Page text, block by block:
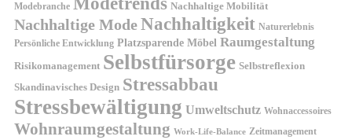
Modebranche Nachhaltige Mobilität
Nachhaltige ModeNachhaltigkeit Naturerlebnis
Persönliche Entwicklung Platzsparende Möbel Raumgestaltung
Risikomanagement Selbstfürsorge Selbstreflexion
Skandinavisches Design Stressabbau
Stressbewältigung Umweltschutz Wohnaccessoires
Wohnraumgestaltung Work-Life-Balance Zeitmanagement